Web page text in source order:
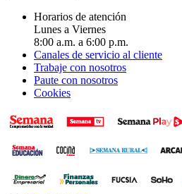
Horarios de atención
Lunes a Viernes
8:00 a.m. a 6:00 p.m.
Canales de servicio al cliente
Trabaje con nosotros
Paute con nosotros
Cookies